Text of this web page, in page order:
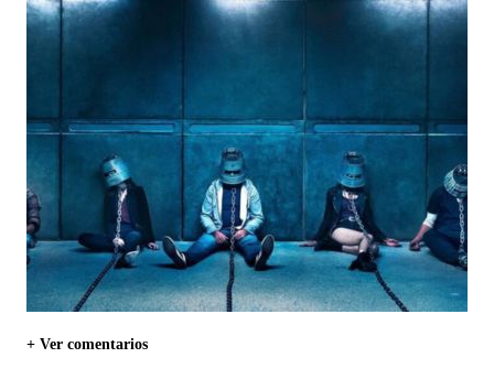
+ Ver comentarios